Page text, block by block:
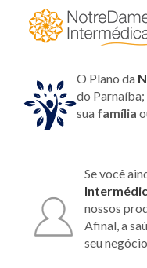
O Plano da
do
sua família
Se você
nossos
Afinal, a
seu